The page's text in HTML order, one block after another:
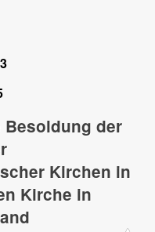
der
Kirchen in
Kirche in